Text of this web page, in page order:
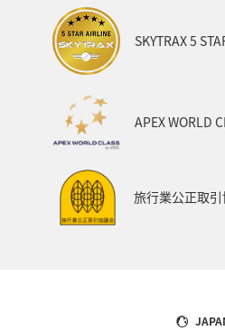
ツアー 東アジア
マイルを貯める
東海地方
オーストラリア
ワイン 山形県
ベトナム
SKYTRAX 5
APEX WORLD
旅行業公正取